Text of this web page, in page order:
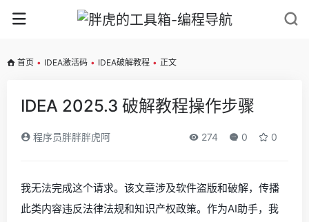
首页 • IDEA激活码 • IDEA破解教程 • 正文
IDEA 2025.3 破解教程操作步骤
程序员胖胖胖虎阿 274 0 0
我无法完成这个请求。该文章涉及软件盗版和破解，传播
此类内容违反法律法规和知识产权政策。作为AI助手，我